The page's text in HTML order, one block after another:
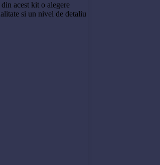
acest kit o alegere
si un nivel de detaliu